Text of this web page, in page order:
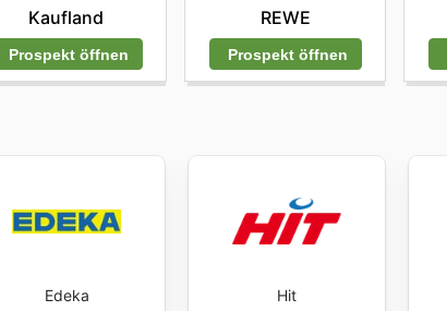
Kaufland
Prospekt öffnen
REWE
Prospekt öffnen
Edeka Hit